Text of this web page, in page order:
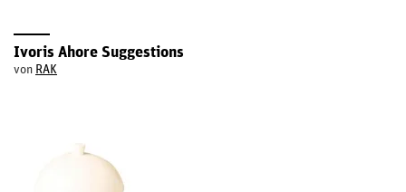
Ivoris Ahore Suggestions
von RAK